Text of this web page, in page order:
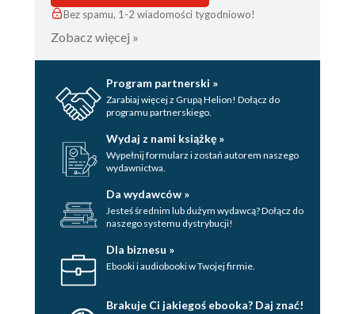
Bez spamu, 1-2 wiadomości tygodniowo!
Zobacz więcej »
Program partnerski »
Zarabiaj więcej z Grupą Helion! Dołącz do
programu partnerskiego.
Wydaj z nami książkę »
Wypełnij formularz i zostań autorem naszego
wydawnictwa.
Da wydawców »
Jesteś średnim lub dużym wydawcą? Dołącz do
naszego systemu dystrybucji!
Dla biznesu »
Ebooki i audiobooki w Twojej firmie.
Brakuje Ci jakiegoś ebooka? Daj znać!